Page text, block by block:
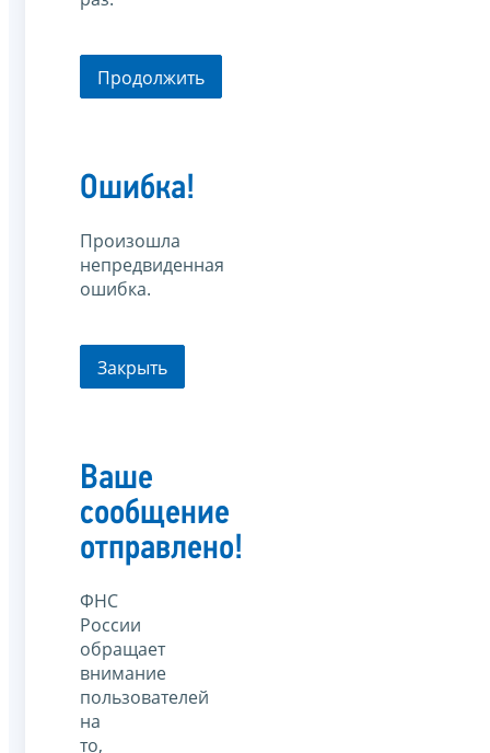
Продолжить
Ошибка!
Произошла
непредвиденная
ошибка.
Закрыть
Ваше
сообщение
отправлено!
ФНС
России
обращает
внимание
пользователей
на
то,